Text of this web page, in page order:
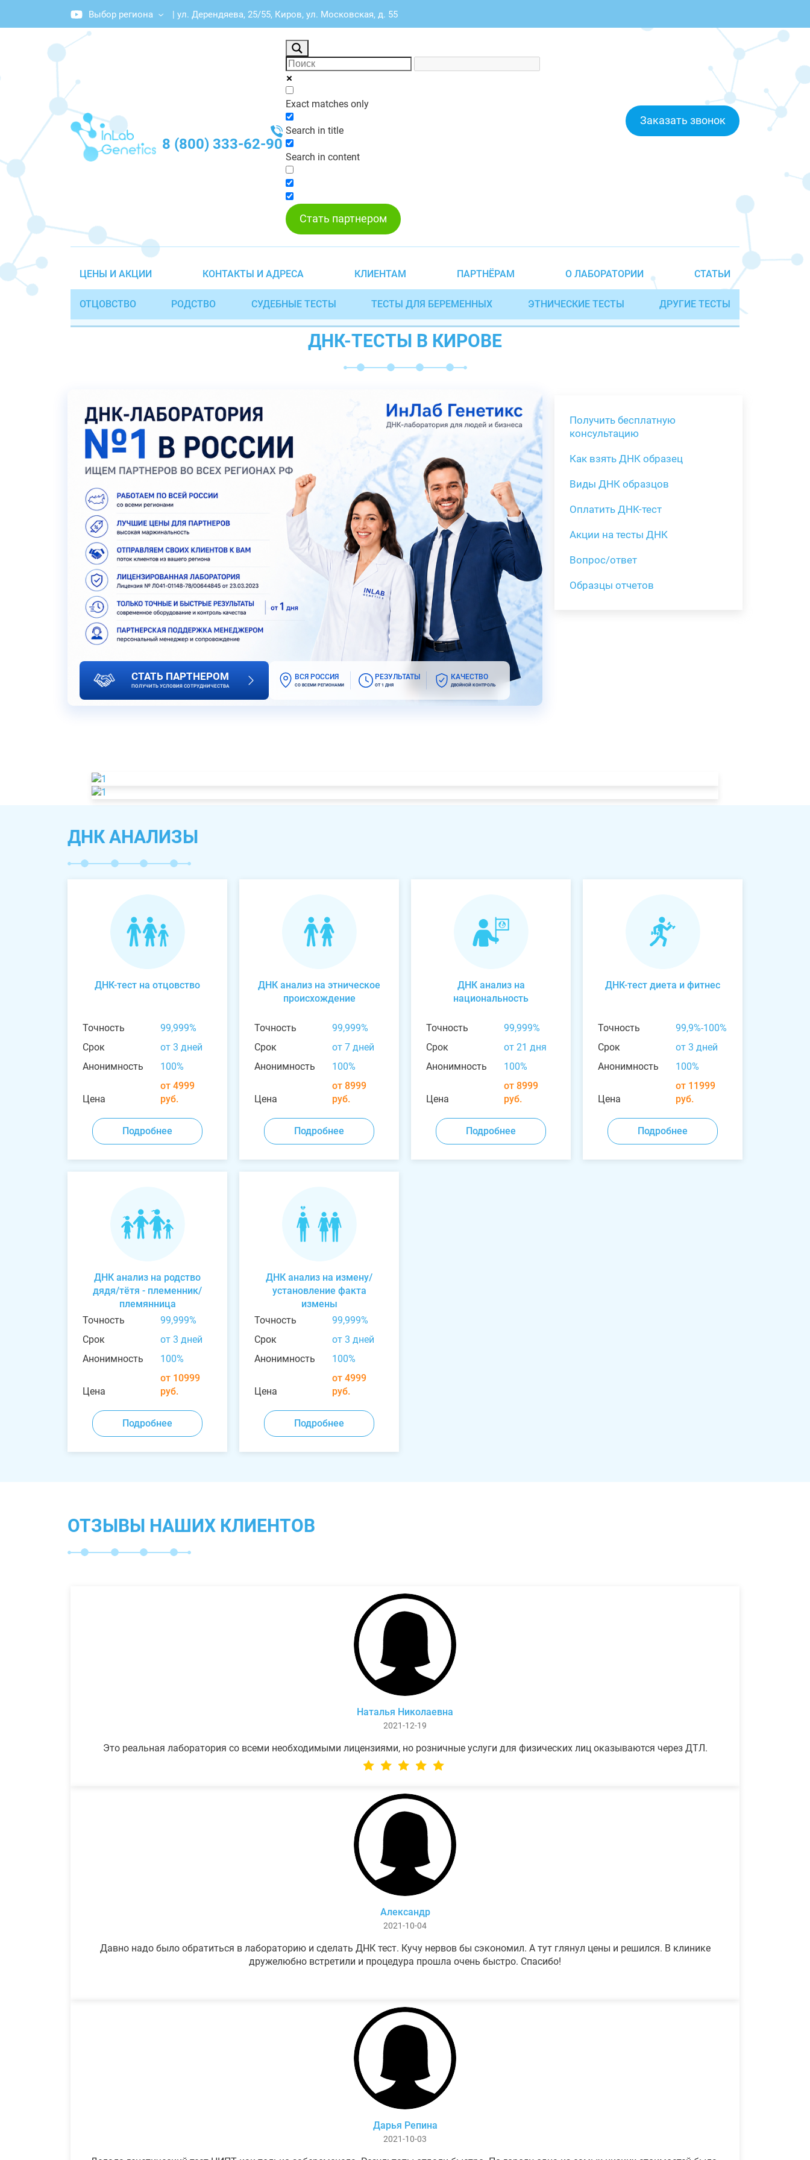
Выбор региона | ул. Дерендяева, 25/55, Киров, ул. Московская, д. 55
8 (800) 333-62-90
Exact matches only
Search in title
Search in content
Заказать звонок
Стать партнером
ЦЕНЫ И АКЦИИ КОНТАКТЫ И АДРЕСА КЛИЕНТАМ ПАРТНЁРАМ О ЛАБОРАТОРИИ СТАТЬИ
ОТЦОВСТВО РОДСТВО СУДЕБНЫЕ ТЕСТЫ ТЕСТЫ ДЛЯ БЕРЕМЕННЫХ ЭТНИЧЕСКИЕ ТЕСТЫ ДРУГИЕ ТЕСТЫ
ДНК-ТЕСТЫ В КИРОВЕ
СТАТЬ ПАРТНЕРОМ
ПОЛУЧИТЬ УСЛОВИЯ СОТРУДНИЧЕСТВА
ВСЯ РОССИЯ
СО ВСЕМИ РЕГИОНАМИ
РЕЗУЛЬТАТЫ
ОТ 1 ДНЯ
КАЧЕСТВО
ДВОЙНОЙ КОНТРОЛЬ
Получить бесплатную
консультацию
Как взять ДНК образец
Виды ДНК образцов
Оплатить ДНК-тест
Акции на тесты ДНК
Вопрос/ответ
Образцы отчетов
ДНК АНАЛИЗЫ
ДНК-тест на отцовство
Точность
99,999%
Срок
от 3 дней
Анонимность
100%
Цена
от 4999
руб.
Подробнее
ДНК анализ на этническое
происхождение
Точность
99,999%
Срок
от 7 дней
Анонимность
100%
Цена
от 8999
руб.
Подробнее
ДНК анализ на
национальность
Точность
99,999%
Срок
от 21 дня
Анонимность
100%
Цена
от 8999
руб.
Подробнее
ДНК-тест диета и фитнес
Точность
99,9%-100%
Срок
от 3 дней
Анонимность
100%
Цена
от 11999
руб.
Подробнее
ДНК анализ на родство
дядя/тётя - племенник/
племянница
Точность
99,999%
Срок
от 3 дней
Анонимность
100%
Цена
от 10999
руб.
Подробнее
ДНК анализ на измену/
установление факта
измены
Точность
99,999%
Срок
от 3 дней
Анонимность
100%
Цена
от 4999
руб.
Подробнее
ОТЗЫВЫ НАШИХ КЛИЕНТОВ
Наталья Николаевна
2021-12-19
Это реальная лаборатория со всеми необходимыми лицензиями, но розничные услуги для физических лиц оказываются через ДТЛ.
Александр
2021-10-04
Давно надо было обратиться в лабораторию и сделать ДНК тест. Кучу нервов бы сэкономил. А тут глянул цены и решился. В клинике
дружелюбно встретили и процедура прошла очень быстро. Спасибо!
Дарья Репина
2021-10-03